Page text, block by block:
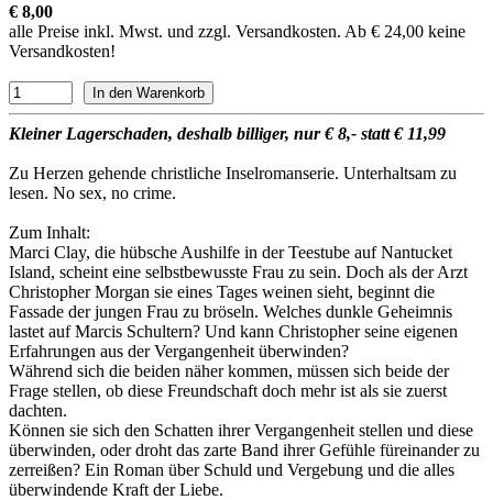
€ 8,00
alle Preise inkl. Mwst. und zzgl. Versandkosten. Ab € 24,00 keine
Versandkosten!
Kleiner Lagerschaden, deshalb billiger, nur € 8,- statt € 11,99
Zu Herzen gehende christliche Inselromanserie. Unterhaltsam zu
lesen. No sex, no crime.
Zum Inhalt:
Marci Clay, die hübsche Aushilfe in der Teestube auf Nantucket
Island, scheint eine selbstbewusste Frau zu sein. Doch als der Arzt
Christopher Morgan sie eines Tages weinen sieht, beginnt die
Fassade der jungen Frau zu bröseln. Welches dunkle Geheimnis
lastet auf Marcis Schultern? Und kann Christopher seine eigenen
Erfahrungen aus der Vergangenheit überwinden?
Während sich die beiden näher kommen, müssen sich beide der
Frage stellen, ob diese Freundschaft doch mehr ist als sie zuerst
dachten.
Können sie sich den Schatten ihrer Vergangenheit stellen und diese
überwinden, oder droht das zarte Band ihrer Gefühle füreinander zu
zerreißen? Ein Roman über Schuld und Vergebung und die alles
überwindende Kraft der Liebe.